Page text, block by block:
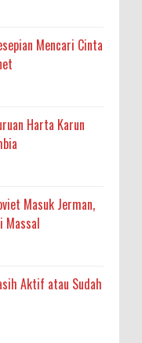
Mencari Cinta
Harta Karun
Masuk Jerman,
Massal
Aktif atau Sudah